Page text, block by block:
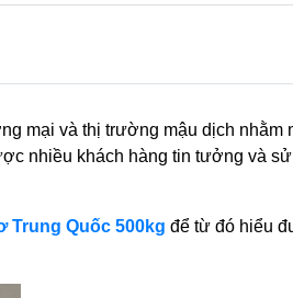
mại và thị trường mậu dịch nhằm
nhiều khách hàng tin tưởng và
Trung Quốc 500kg để từ đó hiểu